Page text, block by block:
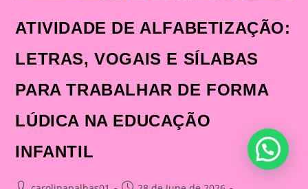
ATIVIDADE DE ALFABETIZAÇÃO:
LETRAS, VOGAIS E SÍLABAS
PARA TRABALHAR DE FORMA
LÚDICA NA EDUCAÇÃO
INFANTIL